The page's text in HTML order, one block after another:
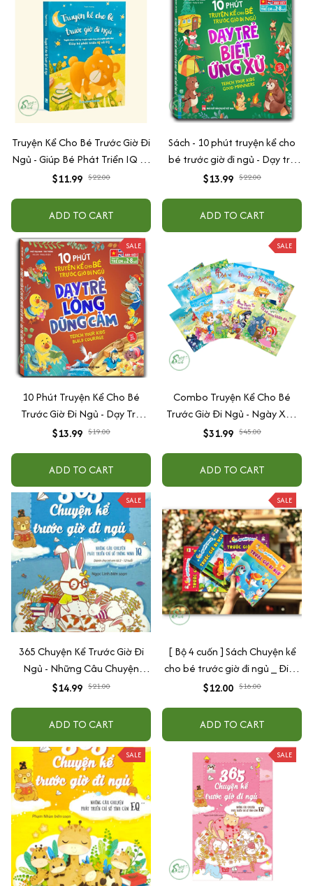
Truyện Kể Cho Bé Trước Giờ Đi
Ngủ - Giúp Bé Phát Triển IQ Và
EQ
$11.99 $22.00
ADD TO CART
Sách - 10 phút truyện kể cho
bé trước giờ đi ngủ - Dạy trẻ
biết ứng xử
$13.99 $22.00
ADD TO CART
SALE
10 Phút Truyện Kể Cho Bé
Trước Giờ Đi Ngủ - Dạy Trẻ
Lòng Dũng Cảm
$13.99 $19.00
ADD TO CART
SALE
Combo Truyện Kể Cho Bé
Trước Giờ Đi Ngủ - Ngày Xửa
Ngày Xưa (Trọn Bộ 10 Cuốn)
$31.99 $45.00
ADD TO CART
SALE
365 Chuyện Kể Trước Giờ Đi
Ngủ - Những Câu Chuyện
Phát Triển Chỉ Số IQ (xanh
$14.99 $21.00
ADD TO CART
SALE
[ Bộ 4 cuốn ] Sách Chuyện kể
cho bé trước giờ đi ngủ _ Đinh
tị
$12.00 $16.00
ADD TO CART
SALE SALE